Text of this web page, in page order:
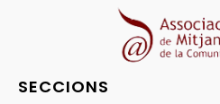
SECCIONS